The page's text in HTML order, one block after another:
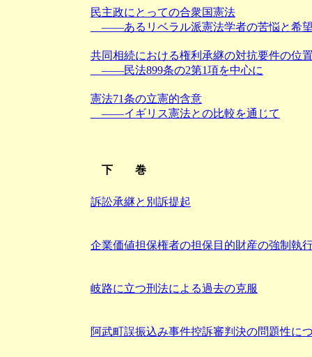
民主政にとっての合衆国憲法
――あるリベラル派憲法学者の苦悩と希
共同相続における権利承継の対抗要件の位
――民法899条の2第1項を中心に
憲法71条の立憲的含意
――イギリス憲法との比較を通じて
下 巻
訴訟承継と別訴提起
企業価値担保権者の担保目的財産の強制執
岐路に立つ刑法による過去の克服
阿武町誤振込み事件控訴審判決の問題性に